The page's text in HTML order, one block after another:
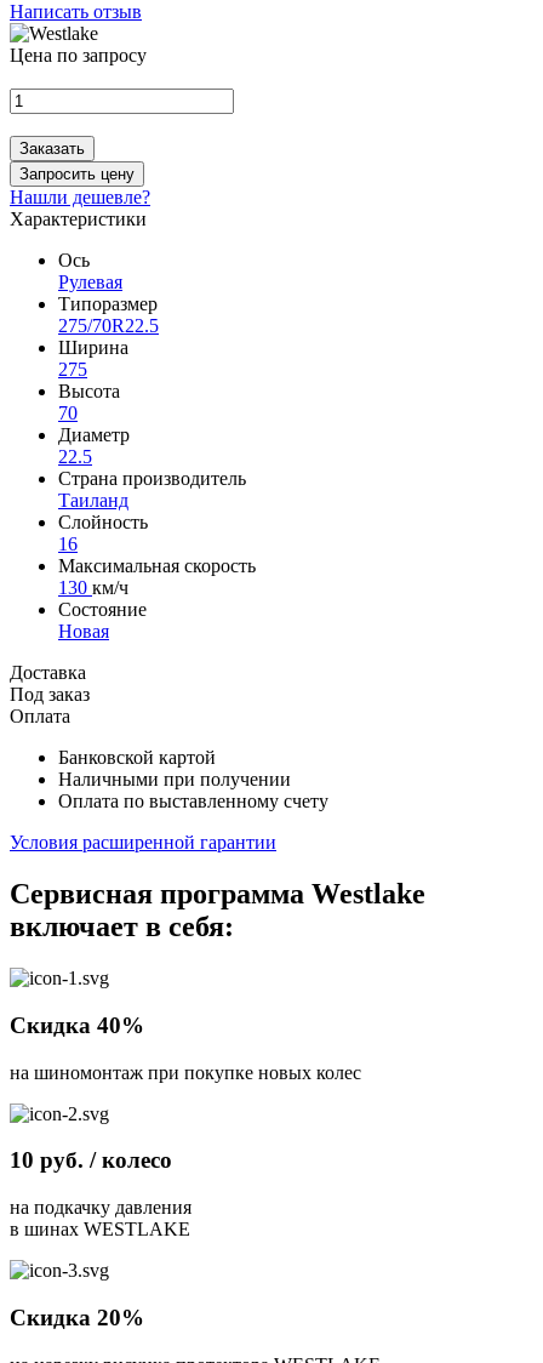
Написать отзыв
Цена по запросу
Заказать
Запросить цену
Нашли дешевле?
Характеристики
Ось
Рулевая
Типоразмер
275/70R22.5
Ширина
275
Высота
70
Диаметр
22.5
Страна производитель
Таиланд
Слойность
16
Максимальная скорость
130 км/ч
Состояние
Новая
Доставка
Под заказ
Оплата
Банковской картой
Наличными при получении
Оплата по выставленному счету
Условия расширенной гарантии
Сервисная программа Westlake
включает в себя:
Скидка 40%
на шиномонтаж при покупке новых колес
10 руб. / колесо
на подкачку давления
в шинах WESTLAKE
Скидка 20%